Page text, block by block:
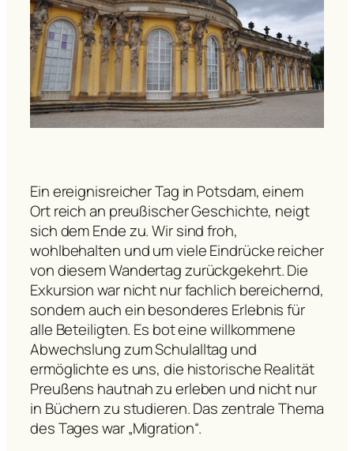
Ein ereignisreicher Tag in Potsdam, einem
Ort reich an preußischer Geschichte, neigt
sich dem Ende zu. Wir sind froh,
wohlbehalten und um viele Eindrücke reicher
von diesem Wandertag zurückgekehrt. Die
Exkursion war nicht nur fachlich bereichernd,
sondern auch ein besonderes Erlebnis für
alle Beteiligten. Es bot eine willkommene
Abwechslung zum Schulalltag und
ermöglichte es uns, die historische Realität
Preußens hautnah zu erleben und nicht nur
in Büchern zu studieren. Das zentrale Thema
des Tages war „Migration“.